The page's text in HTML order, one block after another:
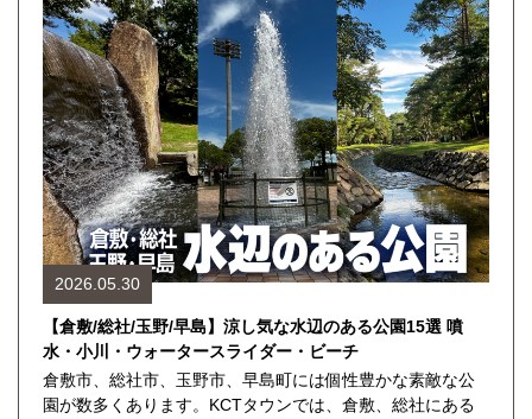
2026.05.30
【倉敷/総社/玉野/早島】涼し気な水辺のある公園15選 噴
水・小川・ウォータースライダー・ビーチ
倉敷市、総社市、玉野市、早島町には個性豊かな素敵な公
園が数多くあります。KCTタウンでは、倉敷、総社にある